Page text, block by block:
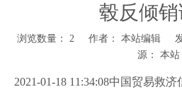
毂反倾
浏览数量： 2 作者： 本站编辑 发
源： 本站
2021-01-18 11:34:08中国贸易救济